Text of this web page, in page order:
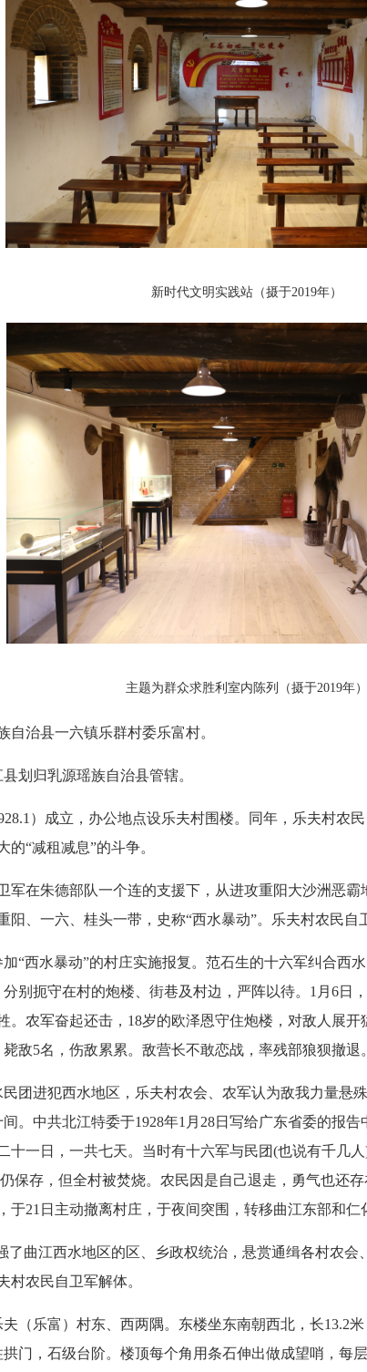
新时代文明实践站（摄于2019年）
主题为群众求胜利室内陈列（摄于2019年）
治县一六镇乐群村委乐富村。
划归乳源瑶族自治县管辖。
）成立，办公地点设乐夫村围楼。同年，乐夫村农
“减租减息”的斗争。
在朱德部队一个连的支援下，从进攻重阳大沙洲恶霸
、一六、桂头一带，史称“西水暴动”。乐夫村农民自
西水暴动”的村庄实施报复。范石生的十六军纠合西
别扼守在村的炮楼、街巷及村边，严阵以待。1月6
。农军奋起还击，18岁的欧泽恩守住炮楼，对敌人展
敌5名，伤敌累累。敌营长不敢恋战，率残部狼狈撤退
进犯西水地区，乐夫村农会、农军认为敌我力量悬
。中共北江特委于1928年1月28日写给广东省委的报
十一日，一共七天。当时有十六军与民团(也说有千几
保存，但全村被焚烧。农民因是自己退走，勇气也还
21日主动撤离村庄，于夜间突围，转移曲江东部和仁
曲江西水地区的区、乡政权统治，悬赏通缉各村农会
村农民自卫军解体。
（乐富）村东、西两隅。东楼坐东南朝西北，长13.2
门，石级台阶。楼顶每个角用条石伸出做成望哨，每